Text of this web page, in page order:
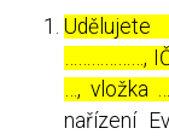
………………,
…, vložka …..
nařízení